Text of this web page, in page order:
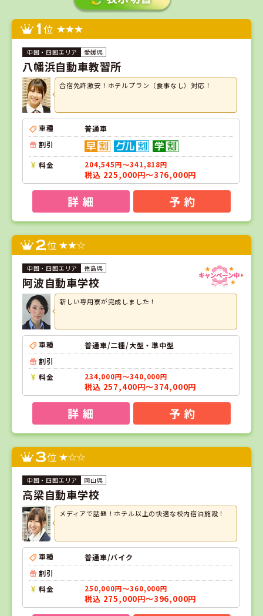
1位
愛媛県
八幡浜自動車教習所
合宿免許激安！ホテルプラン（食事なし）対応！
車種
普通車
割引
料金 204,545円～341,818円
税込 225,000円～376,000円
詳 細 予 約
2位
徳島県
阿波自動車学校
新しい専用寮が完成しました！
車種
普通車/二種/大型・準中型
割引
料金
234,000円～340,000円
税込 257,400円～374,000円
詳 細 予 約
3位
岡山県
高梁自動車学校
メディアで話題！ホテル以上の快適な校内宿泊施設！
車種
普通車/バイク
割引
料金
250,000円～360,000円
税込 275,000円～396,000円